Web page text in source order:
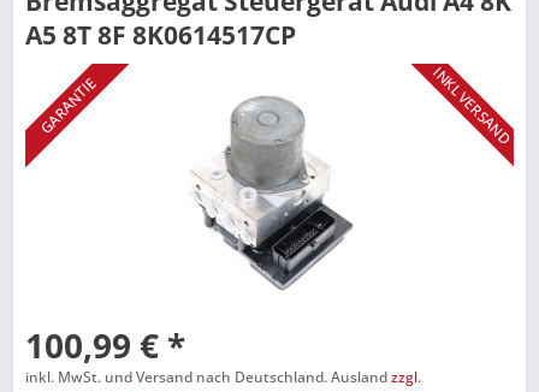
A5 8T 8F 8K0614517CP
GARANTIE INKL VERSAND
100,99 € *
inkl. MwSt. und Versand nach Deutschland. Auslandzzgl.